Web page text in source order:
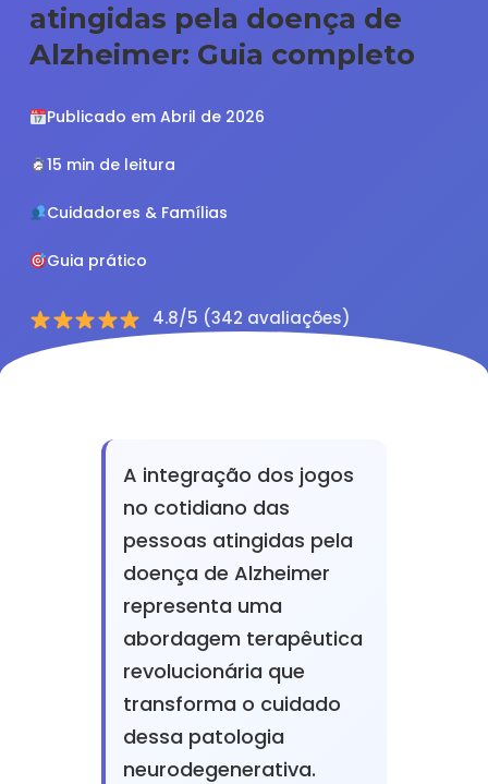
atingidas pela doença de
Alzheimer: Guia completo
Publicado em Abril de 2026
15 min de leitura
Cuidadores & Famílias
Guia prático
4.8/5 (342 avaliações)
A integração dos jogos
no cotidiano das
pessoas atingidas pela
doença de Alzheimer
representa uma
abordagem terapêutica
revolucionária que
transforma o cuidado
dessa patologia
neurodegenerativa.